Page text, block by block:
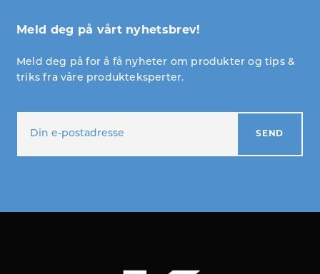
Meld deg på vårt nyhetsbrev!
Meld deg på for å få nyheter om produkter og tips &
triks fra våre produkteksperter.